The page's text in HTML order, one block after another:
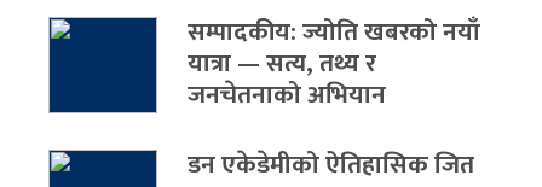
सम्पादकीय: ज्योति खबरको नयाँ
यात्रा — सत्य, तथ्य र
जनचेतनाको अभियान
डन एकेडेमीको ऐतिहासिक जित